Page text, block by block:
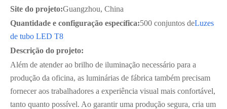
Site do projeto:Guangzhou, China
Quantidade e configuração específica:500 conjuntos deLuzes
de tubo LED T8
Descrição do projeto:
Além de atender ao brilho de iluminação necessário para a
produção da oficina, as luminárias de fábrica também precisam
fornecer aos trabalhadores a experiência visual mais confortável,
tanto quanto possível. Ao garantir uma produção segura, cria um